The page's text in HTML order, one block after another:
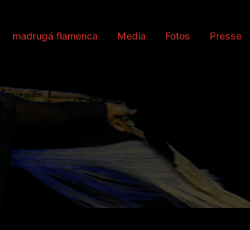
madrugá flamenca Media Fotos Presse